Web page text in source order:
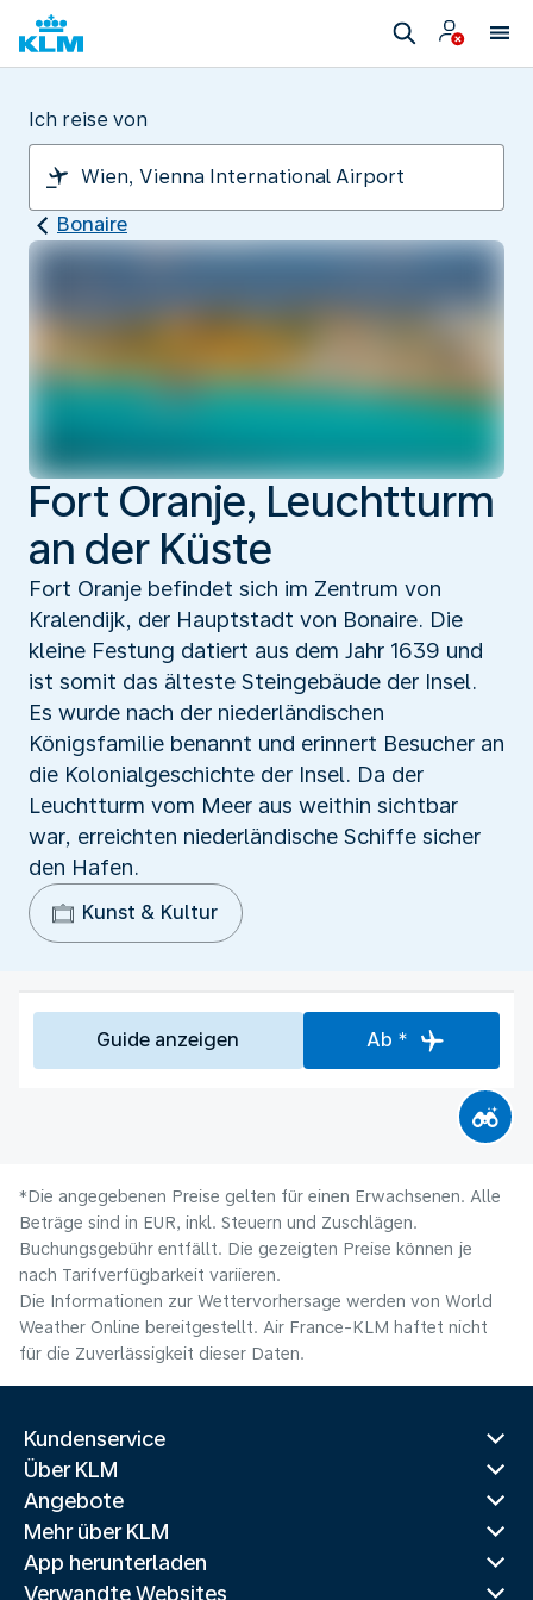
Ich reise von
Bonaire
Fort Oranje, Leuchtturm
an der Küste
Fort Oranje befindet sich im Zentrum von
Kralendijk, der Hauptstadt von Bonaire. Die
kleine Festung datiert aus dem Jahr 1639 und
ist somit das älteste Steingebäude der Insel.
Es wurde nach der niederländischen
Königsfamilie benannt und erinnert Besucher an
die Kolonialgeschichte der Insel. Da der
Leuchtturm vom Meer aus weithin sichtbar
war, erreichten niederländische Schiffe sicher
den Hafen.
Kunst & Kultur
Guide anzeigen Ab *
*Die angegebenen Preise gelten für einen Erwachsenen. Alle
Beträge sind in EUR, inkl. Steuern und Zuschlägen.
Buchungsgebühr entfällt. Die gezeigten Preise können je
nach Tarifverfügbarkeit variieren.
Die Informationen zur Wettervorhersage werden von World
Weather Online bereitgestellt. Air France-KLM haftet nicht
für die Zuverlässigkeit dieser Daten.
Kundenservice
Über KLM
Angebote
Mehr über KLM
App herunterladen
Verwandte Websites